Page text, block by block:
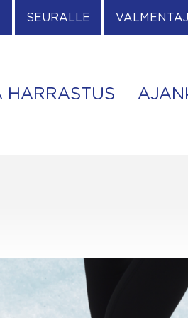
SEURALLE
HARRASTUS